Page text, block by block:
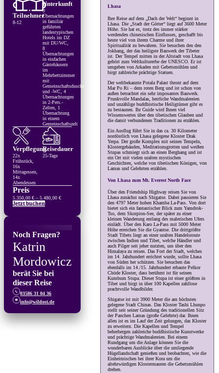
Teilnehmer
8-12
Unterkunft
9
Übernachtungen
in familiär
geführten
landestypischen
Hotels im DZ
mit DU/WC,
8
Übernachtungen
in einfachen
Gästehäusern
im
Mehrbettzimmer
mit
Gemeinschaftsdusche
und -WC, 4
Übernachtungen
in 2-Pers.-
Zelten, 1
Übernachtung
in einem
Gemeinschaftszelt
Verpflegung
22x
Frühstück,
16x
Mittagessen,
14x
Abendessen
Reisedauer
25-Tage
Preis
5.350,00€ –5.480,00€Preisspanne:
5.480,00 €
Jetzt buchen
Noch Fragen?
Katrin
Mordowicz
berät Sie bei
dieser Reise
03586 31 04 36
info@wildost.de
Lhasa
Ihre Reise auf dem „Dach der Welt“ beginnt in
Lhasa. Die „Stadt der Götter“ liegt auf 3600 Meter
Höhe. Sie hat es, trotz des immer stärker
werdenden chinesischen Einflusses, geschafft bis
heute viel von ihrem Charme und ihrer
Spiritualität zu bewahren. Sie besuchen den den
Jokhang, der das heiligste Bauwerk der Tibeter
ist. Der Tempel mitten in der Altstadt von Lhasa
gehört zum Weltkulturerbe der UNESCO. Er ist
umgeben von Arkaden mit Gebetsmühlen und
birgt zahlreiche prächtige Statuen.
Der weltbekannte Potala Palast thront auf dem
Mar Po Ri – dem roten Berg und ist schon von
außen betrachtet ein sehr imposantes Bauwerk.
Prunkvolle Mandalas, herrliche Wandmalereien
und unzählige buddhistische Heiligtümer gibt es
zu bestaunen. Ihr Guide wird Ihnen viel
Wissenswertes über den tibetischen Glauben und
die damit verbundenen Traditionen zu erzählen.
Ein Ausflug führt Sie in das ca. 30 Kilometer
nordöstlich von Lhasa gelegene Kloster Drak
Yerpa. Der große Komplex mit seinen Tempeln,
Klostergebäuden, Meditationsgrotten und weißen
Stupas schmiegt sich an einen Berghang und ist
ein Ort mit vielen uralten mystischen
Geschichten, welche von tibetischen Königen, von
Lamas und Gelehrten erzählen.
Von Lhasa zum Mt. Everest North Face
Über den Friendship Highway reisen Sie von
Lhasa zunächst nach Shigatse. Dabei passieren Sie
den 4797 Meter hohen Khamba La-Pass. Von dort
bietet sich ein fantastischer Blick zum Yamdrok-
Tso, dem Skorpion-See, der später zu einer
kleinen Wanderung entlang des malerischen Ufers
einlädt. Über den Karo La-Pass mit 5000 Meter
Höhe erreichen Sie die Gyantse. Die drittgrößte
Stadt Tibets liegt an einer uralten Handelsroute
zwischen Indien und Tibet, welche Händler und
auch Pilger seit jeher nutzten, um über den
Himalaya zu reisen. Das Fort der Stadt, welches
im 14. Jahrhundert errichtet wurde, sollte Lhasa
von Süden her schützen. Sie besuchen das
ebenfalls im 14./15. Jahrhundert erbaute Pelkor
Chöde Kloster, dass berühmt ist für seinen
Kumbum Stupa. Dieser Stupa ist einer größten in
Tibet und birgt in über 100 Kapellen zahllose
prachtvolle Wandbilder.
Shigatse ist mit 3900 Meter die am höchsten
gelegene Stadt Chinas. Das Kloster Tashi Lhunpo
stellt seit seiner Gründung des traditionellen Sitz
der Panchen Lamas (große Gelehrte) dar. Ihnen
allen ist es im Lauf der Zeit gelungen, das Kloster
zu erweitern. Die Kapellen und Tempel
beherbergen zahlreiche buddhistische Kunstwerke
und prächtige Wandmalereien. Bei einem
Rundgang um die Anlage können Sie die
wunderbaren Ausblicke über die umliegende
Hügellandschaft genießen und beobachten, wie die
Einheimischen bei ihrer Kora um die
altehrwürdigen Klostermauren die Gebetsmühlen
drehen.